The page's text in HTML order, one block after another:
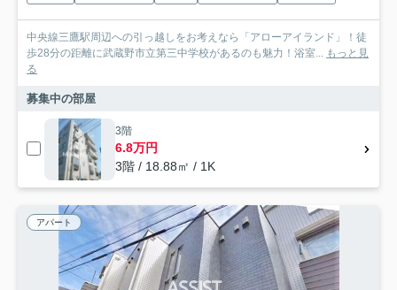
中央線三鷹駅周辺への引っ越しをお考えなら「アローアイランド」！徒
歩28分の距離に武蔵野市立第三中学校があるのも魅力！浴室... もっと見
る
募集中の部屋
3階
6.8万円
3階 / 18.88㎡ / 1K
アパート